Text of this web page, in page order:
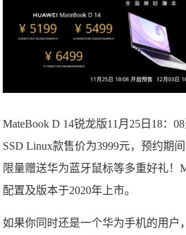
MateBook D 14锐龙版11月25日18：
SSD Linux款售价为3999元，预约期
限量赠送华为蓝牙鼠标等多重好礼！
配置及版本于2020年上市。
如果你同时还是一个华为手机的用户